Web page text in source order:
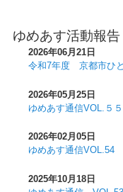
ゆめあす活動報告
2026年06月21日
令和7年度 京都市ひ
2026年05月25日
ゆめあす通信VOL.５５
2026年02月05日
ゆめあす通信VOL.54
2025年10月18日